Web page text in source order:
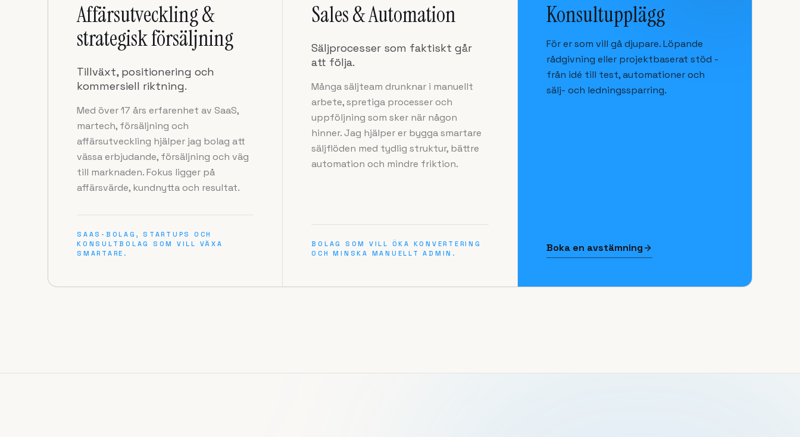
Affärsutveckling &
strategisk försäljning
Tillväxt, positionering och
kommersiell riktning.
Med över 17 års erfarenhet av SaaS,
martech, försäljning och
affärsutveckling hjälper jag bolag att
vässa erbjudande, försäljning och väg
till marknaden. Fokus ligger på
affärsvärde, kundnytta och resultat.
SAAS-BOLAG, STARTUPS OCH
KONSULTBOLAG SOM VILL VÄXA
SMARTARE.
Sales & Automation
Säljprocesser som faktiskt går
att följa.
Många säljteam drunknar i manuellt
arbete, spretiga processer och
uppföljning som sker när någon
hinner. Jag hjälper er bygga smartare
säljflöden med tydlig struktur, bättre
automation och mindre friktion.
BOLAG SOM VILL ÖKA KONVERTERING
OCH MINSKA MANUELLT ADMIN.
Konsultupplägg
För er som vill gå djupare. Löpande
rådgivning eller projektbaserat stöd -
från idé till test, automationer och
sälj- och ledningssparring.
Boka en avstämning